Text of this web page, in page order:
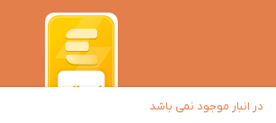
در انبار موجود نمی باشد